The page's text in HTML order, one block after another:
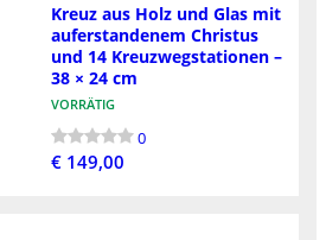
Kreuz aus Holz und Glas mit
auferstandenem Christus
und 14 Kreuzwegstationen –
38 × 24 cm
VORRÄTIG
0
€ 149,00